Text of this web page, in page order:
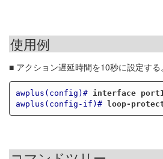
使用例
■ アクション遅延時間を10秒に設定する。
awplus(config)# interface
awplus(config-if)# loop-